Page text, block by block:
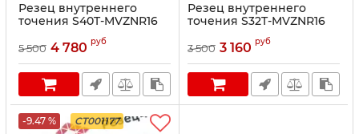
Резец внутреннего
точения S40T-MVZNR16
5 500 4 780 руб
Резец внутреннего
точения S32T-MVZNR16
3 500 3 160 руб
-9.47 % CT001177